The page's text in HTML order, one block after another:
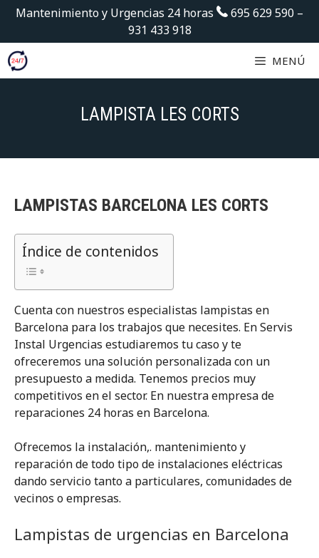
Saltar
contenido
Mantenimiento y Urgencias 24 horas 695 629 590 –
931 433 918
MENÚ
LAMPISTA LES CORTS
LAMPISTAS BARCELONA LES CORTS
Índice de contenidos
Cuenta con nuestros especialistas lampistas en
Barcelona para los trabajos que necesites. En Servis
Instal Urgencias estudiaremos tu caso y te
ofreceremos una solución personalizada con un
presupuesto a medida. Tenemos precios muy
competitivos en el sector. En nuestra empresa de
reparaciones 24 horas en Barcelona.
Ofrecemos la instalación,. mantenimiento y
reparación de todo tipo de instalaciones eléctricas
dando servicio tanto a particulares, comunidades de
vecinos o empresas.
Lampistas de urgencias en Barcelona